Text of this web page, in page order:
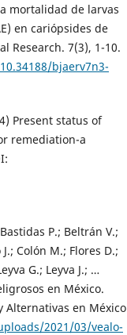
mortalidad de larvas
en cariópsides de
Research. 7(3), 1-10.
bjaerv7n3-
Present status of
remediation-a
P.; Beltrán V.;
Colón M.; Flores D.;
G.; Leyva J.; …
en México.
Alternativas en México
2021/03/vealo-